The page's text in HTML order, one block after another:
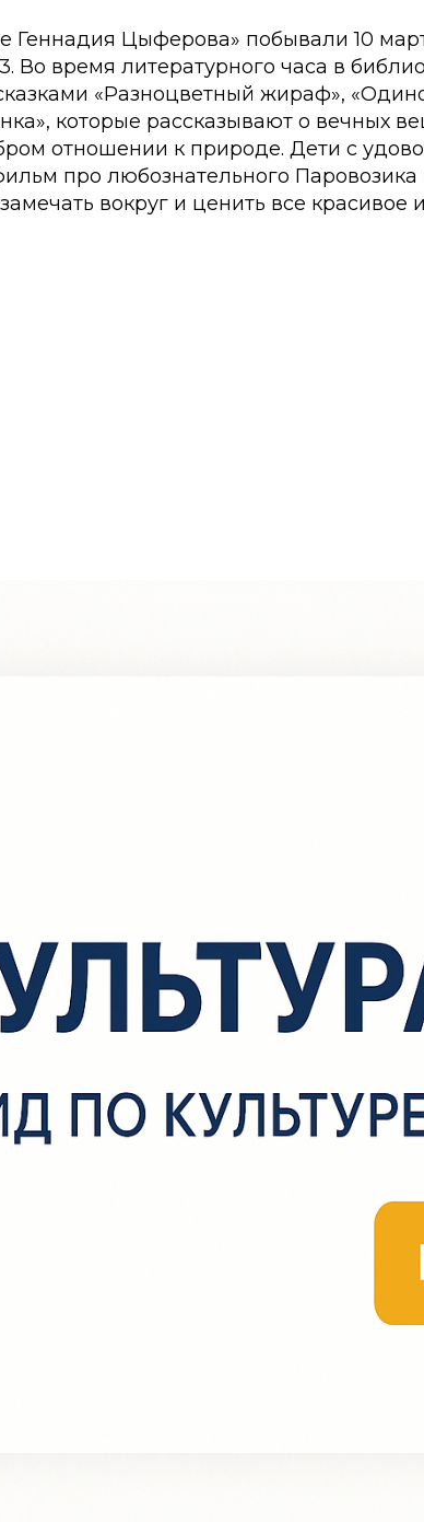
Геннадия Цыферова» побывали 10
Во время литературного часа в
«Разноцветный жираф»,
которые рассказывают о вечных
отношении к природе. Дети с
про любознательного
вокруг и ценить все красивое